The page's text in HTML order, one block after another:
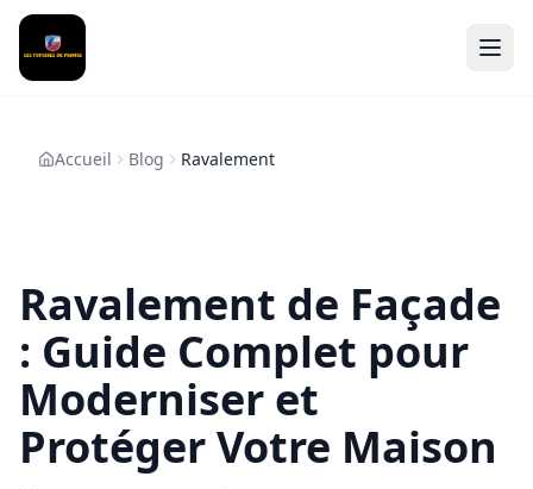
Accueil Blog Ravalement
Ravalement de Façade
: Guide Complet pour
Moderniser et
Protéger Votre Maison